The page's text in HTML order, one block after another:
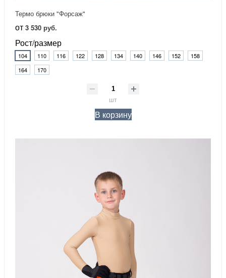
Термо брюки "Форсаж"
от 3 530 руб.
Рост/размер
104 110 116 122 128 134 140 146 152
158
164
170
шт
В корзину